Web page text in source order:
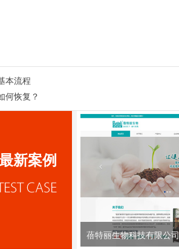
本流程
何恢复？
新案例
蓓特丽生物科技有限公司